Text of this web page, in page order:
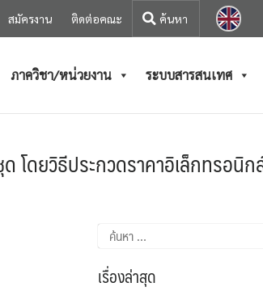
สมัครงาน ติดต่อคณะ
ภาควิชา/หน่วยงาน ระบบสารสนเทศ
โดยวิธีประกวดราคาอิเล็กทรอนิ
เรื่องล่าสุด